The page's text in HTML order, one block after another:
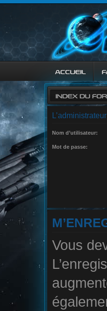
ACCUEIL
INDEX DU
Nom d’utilisateur:
Mot de passe:
Vous